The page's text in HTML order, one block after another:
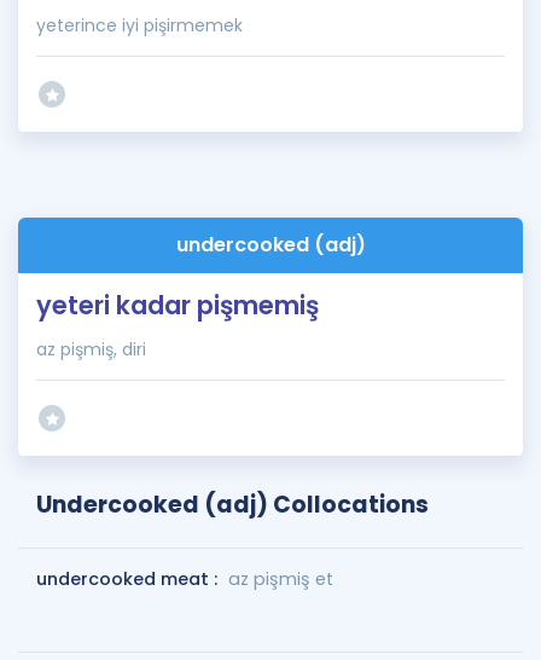
yeterince iyi pişirmemek
undercooked (adj)
yeteri kadar pişmemiş
az pişmiş, diri
Undercooked (adj) Collocations
undercooked meat : az pişmiş et